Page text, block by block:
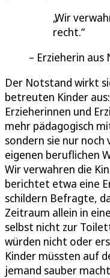
Wir
recht.
Erzieherin aus
Der Notstand wirkt
betreuten Kinder
Erzieherinnen und
mehr pädagogisch
sondern sie nur noch
eigenen beruflichen
Wir verwahren die
berichtet etwa eine
schildern Befragte,
Zeitraum allein in
selbst nicht zur
würden nicht oder
Kinder müssten auf
jemand sauber